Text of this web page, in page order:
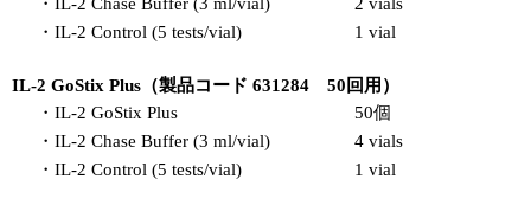
・IL-2 Control (5 tests/vial)
1 vial
IL-2 GoStix Plus（製品コード 631284 50回用）
・IL-2 GoStix Plus
50個
・IL-2 Chase Buffer (3 ml/vial)
4 vials
・IL-2 Control (5 tests/vial)
1 vial